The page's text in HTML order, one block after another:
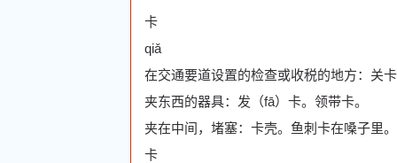
卡
qiǎ
在交通要道设置的检查或收税的地方：关
夹东西的器具：发（fā）卡。领带卡。
夹在中间，堵塞：卡壳。鱼刺卡在嗓子里。
卡